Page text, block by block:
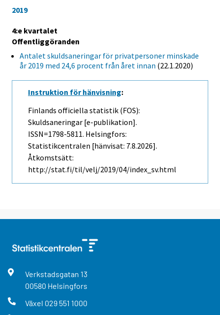
2019
4:e kvartalet
Offentliggöranden
Antalet skuldsaneringar för privatpersoner minskade
år 2019 med 24,6 procent från året innan (22.1.2020)
Instruktion för hänvisning:
Finlands officiella statistik (FOS):
Skuldsaneringar [e-publikation].
ISSN=1798-5811. Helsingfors:
Statistikcentralen [hänvisat: 7.8.2026].
Åtkomstsätt:
http://stat.fi/til/velj/2019/04/index_sv.html
Verkstadsgatan 13
00580 Helsingfors
Växel 029 551 1000